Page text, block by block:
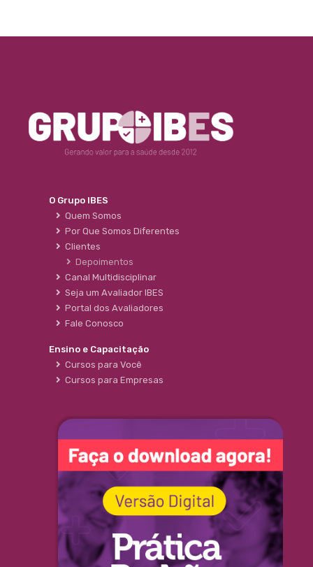
O Grupo IBES
Quem Somos
Por Que Somos Diferentes
Clientes
Depoimentos
Canal Multidisciplinar
Seja um Avaliador IBES
Portal dos Avaliadores
Fale Conosco
Ensino e Capacitação
Cursos para Você
Cursos para Empresas